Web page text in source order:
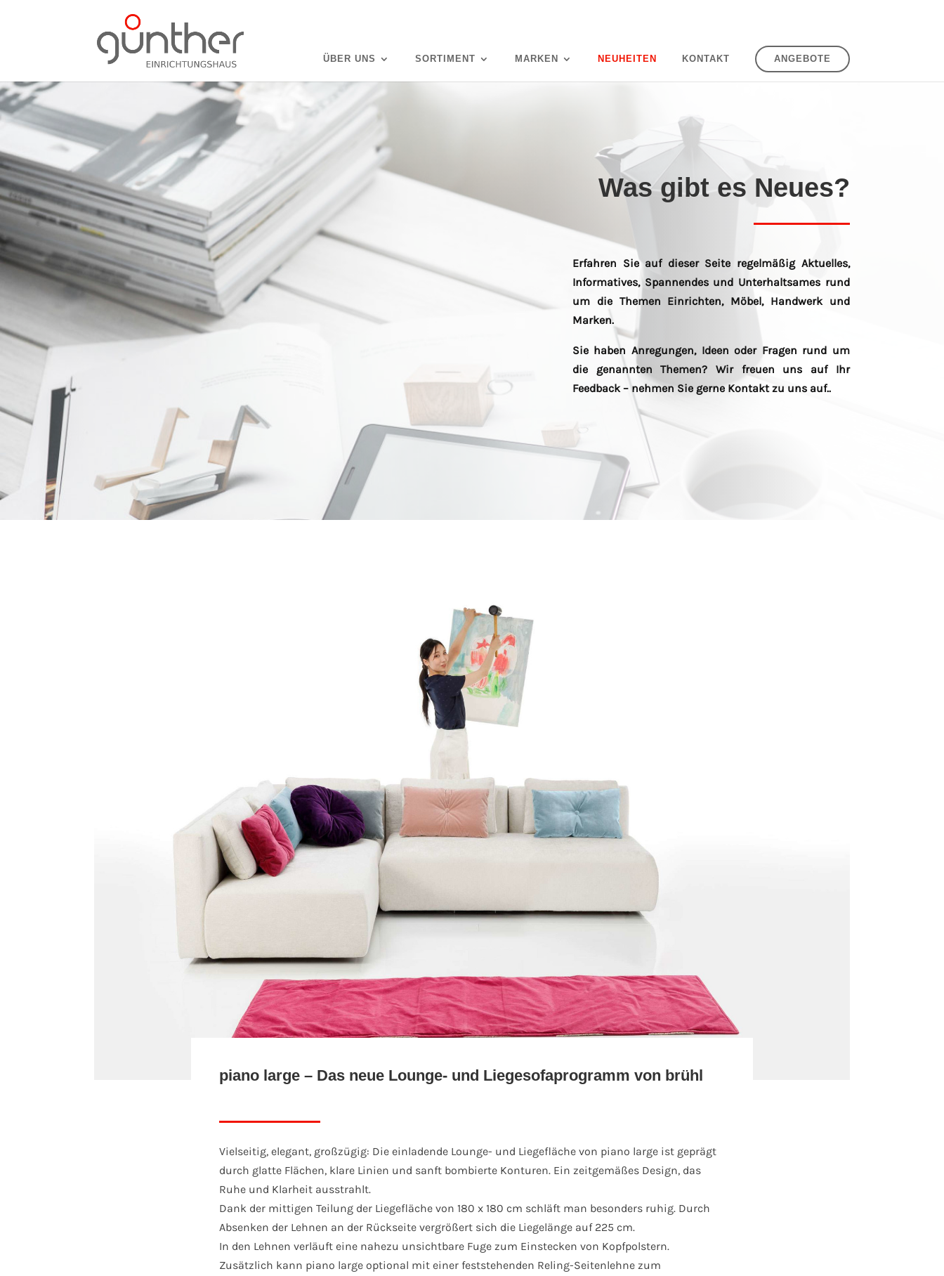
ÜBER UNS SORTIMENT MARKEN NEUHEITEN KONTAKT ANGEBOTE
Was gibt es Neues?
Erfahren Sie auf dieser Seite regelmäßig Aktuelles,
Informatives, Spannendes und Unterhaltsames rund
um die Themen Einrichten, Möbel, Handwerk und
Marken.
Sie haben Anregungen, Ideen oder Fragen rund um
die genannten Themen? Wir freuen uns auf Ihr
Feedback – nehmen Sie gerne Kontakt zu uns auf..
piano large – Das neue Lounge- und Liegesofaprogramm von brühl
Vielseitig, elegant, großzügig: Die einladende Lounge- und Liegefläche von piano large ist geprägt
durch glatte Flächen, klare Linien und sanft bombierte Konturen. Ein zeitgemäßes Design, das
Ruhe und Klarheit ausstrahlt.
Dank der mittigen Teilung der Liegefläche von 180 x 180 cm schläft man besonders ruhig. Durch
Absenken der Lehnen an der Rückseite vergrößert sich die Liegelänge auf 225 cm.
In den Lehnen verläuft eine nahezu unsichtbare Fuge zum Einstecken von Kopfpolstern.
Zusätzlich kann piano large optional mit einer feststehenden Reling-Seitenlehne zum